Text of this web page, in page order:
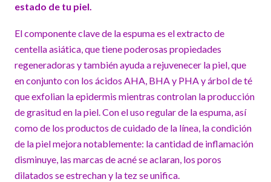
estado de tu piel.
El componente clave de la espuma es el extracto de
centella asiática, que tiene poderosas propiedades
regeneradoras y también ayuda a rejuvenecer la piel, que
en conjunto con los ácidos AHA, BHA y PHA y árbol de té
que exfolian la epidermis mientras controlan la producción
de grasitud en la piel. Con el uso regular de la espuma, así
como de los productos de cuidado de la línea, la condición
de la piel mejora notablemente: la cantidad de inflamación
disminuye, las marcas de acné se aclaran, los poros
dilatados se estrechan y la tez se unifica.